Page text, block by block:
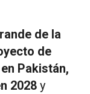
de la
de
Pakistán,
2028 y